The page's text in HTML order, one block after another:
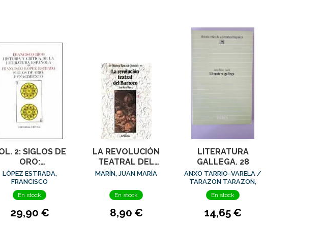
2: SIGLOS DE
ORO:
RENACIMIENTO
LÓPEZ ESTRADA,
FRANCISCO
En stock
29,90 €
LA REVOLUCIÓN
TEATRAL DEL
BARROCO
MARÍN, JUAN MARÍA
En stock
8,90 €
LITERATURA
GALLEGA. 28
ANXO TARRIO-VARELA /
TARAZON TARAZON,
ENRIQUE
En stock
14,65 €